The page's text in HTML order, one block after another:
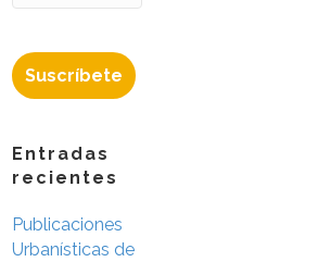
Suscríbete
Entradas
recientes
Publicaciones
Urbanísticas de